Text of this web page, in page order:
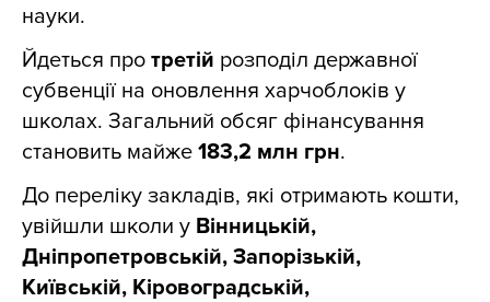
науки.
Йдеться про третій розподіл державної
субвенції на оновлення харчоблоків у
школах. Загальний обсяг фінансування
становить майже 183,2 млн грн.
До переліку закладів, які отримають кошти,
увійшли школи у Вінницькій,
Дніпропетровській, Запорізькій,
Київській, Кіровоградській,